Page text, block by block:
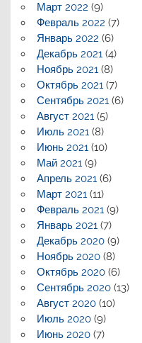
Март 2022 (9)
Февраль 2022 (7)
Январь 2022 (6)
Декабрь 2021(4)
Ноябрь 2021(8)
Октябрь 2021(7)
Сентябрь 2021(6)
Август 2021(5)
Июль 2021(8)
Июнь 2021(10)
Май 2021(9)
Апрель 2021(6)
Март 2021(11)
Февраль 2021(9)
Январь 2021(7)
Декабрь 2020(9)
Ноябрь 2020(8)
Октябрь 2020(6)
Сентябрь 2020(13)
Август 2020(10)
Июль 2020(9)
Июнь 2020(7)